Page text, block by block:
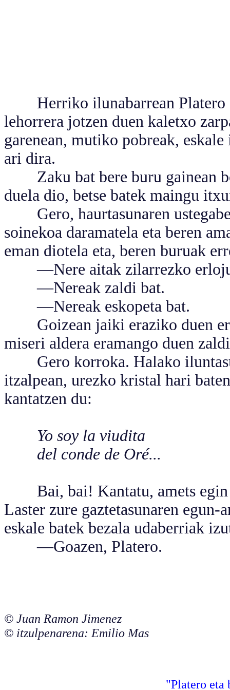
Herriko ilunabarrean Platero
lehorrera jotzen duen kaletxo
garenean, mutiko pobreak,
ari dira.
Zaku bat bere buru gainean
duela dio, betse batek maingu
Gero, haurtasunaren
soinekoa daramatela eta beren
eman diotela eta, beren buruak
—Nere aitak zilarrezko erloju
—Nereak zaldi bat.
—Nereak eskopeta bat.
Goizean jaiki eraziko duen
miseri aldera eramango duen
Gero korroka. Halako
itzalpean, urezko kristal hari
kantatzen du:
Yo soy la viudita
del conde de Oré...
Bai, bai! Kantatu, amets egin
Laster zure gaztetasunaren
eskale batek bezala udaberriak
—Goazen, Platero.
© Juan Ramon Jimenez
© itzulpenarena: Emilio Mas
"Platero eta